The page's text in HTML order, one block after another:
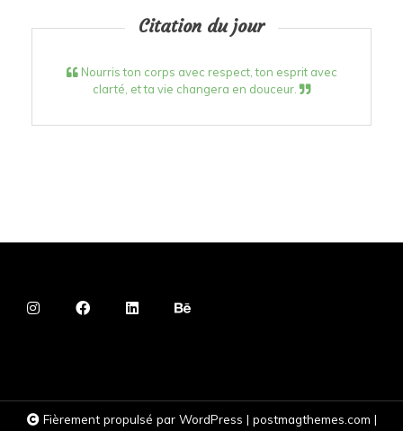
Citation du jour
Nourris ton corps avec respect, ton esprit avec
clarté, et ta vie changera en douceur.
Fièrement propulsé par WordPress | postmagthemes.com |